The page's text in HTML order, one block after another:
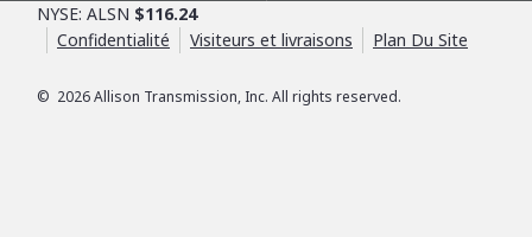
© 2026Allison Transmission, Inc. All rights reserved.
NYSE: ALSN $116.24
Confidentialité
Visiteurs et livraisons Plan Du Site